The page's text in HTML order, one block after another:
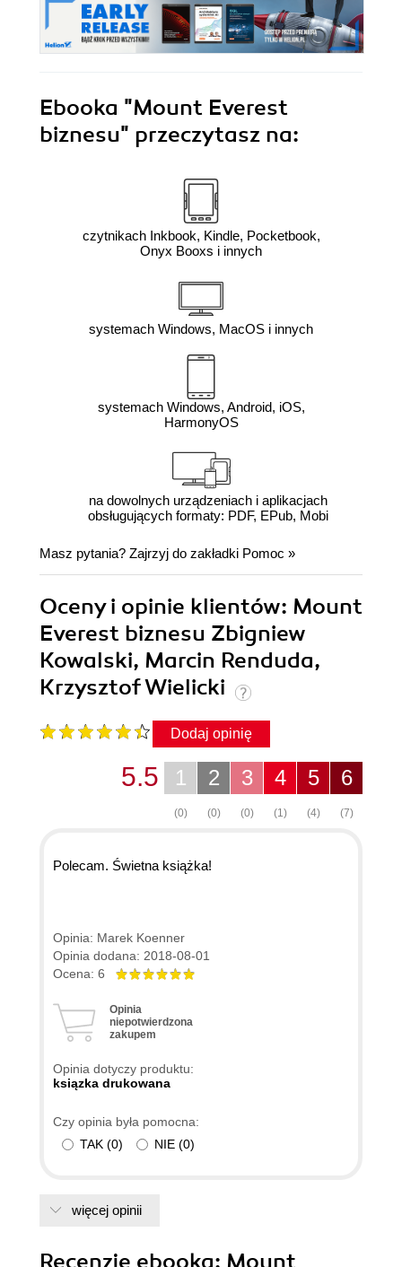
Ebooka "Mount Everest
biznesu" przeczytasz na:
czytnikach Inkbook, Kindle, Pocketbook,
Onyx Booxs i innych
systemach Windows, MacOS i innych
systemach Windows, Android, iOS,
HarmonyOS
na dowolnych urządzeniach i aplikacjach
obsługujących formaty: PDF, EPub, Mobi
Masz pytania? Zajrzyj do zakładki Pomoc »
Oceny i opinie klientów: Mount
Everest biznesu Zbigniew
Kowalski, Marcin Renduda,
Krzysztof Wielicki
Dodaj opinię
6
(7)
5
(4)
4
(1)
3
(0)
2
(0)
1
(0)
5.5
Polecam. Świetna książka!
Opinia: Marek Koenner
Opinia dodana: 2018-08-01
Ocena: 6
Opinia
niepotwierdzona
zakupem
Opinia dotyczy produktu:
ksiązka drukowana
Czy opinia była pomocna:
TAK (0) NIE (0)
więcej opinii